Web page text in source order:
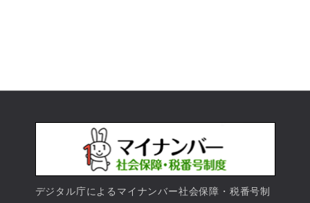
デジタル庁によるマイナンバー社会保障・税番号制